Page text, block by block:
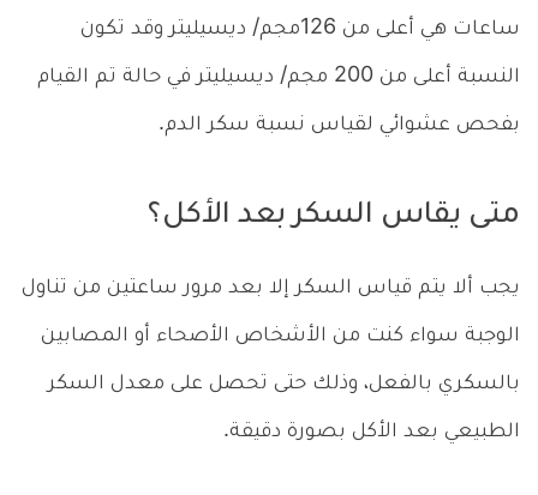
ساعات هي أعلى من 126مجم/ ديسيليتر وقد تكون
النسبة أعلى من 200 مجم/ ديسيليتر في حالة تم القيام
بفحص عشوائي لقياس نسبة سكر الدم.
متى يقاس السكر بعد الأكل؟
يجب ألا يتم قياس السكر إلا بعد مرور ساعتين من تناول
الوجبة سواء كنت من الأشخاص الأصحاء أو المصابين
بالسكري بالفعل، وذلك حتى تحصل على معدل السكر
الطبيعي بعد الأكل بصورة دقيقة.